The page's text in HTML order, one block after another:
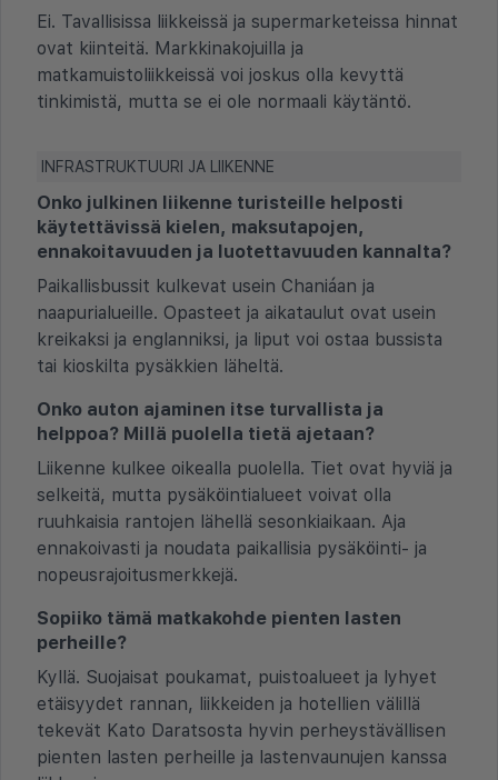
Ei. Tavallisissa liikkeissä ja supermarketeissa hinnat
ovat kiinteitä. Markkinakojuilla ja
matkamuistoliikkeissä voi joskus olla kevyttä
tinkimistä, mutta se ei ole normaali käytäntö.
INFRASTRUKTUURI JA LIIKENNE
Onko julkinen liikenne turisteille helposti
käytettävissä kielen, maksutapojen,
ennakoitavuuden ja luotettavuuden kannalta?
Paikallisbussit kulkevat usein Chaniáan ja
naapurialueille. Opasteet ja aikataulut ovat usein
kreikaksi ja englanniksi, ja liput voi ostaa bussista
tai kioskilta pysäkkien läheltä.
Onko auton ajaminen itse turvallista ja
helppoa? Millä puolella tietä ajetaan?
Liikenne kulkee oikealla puolella. Tiet ovat hyviä ja
selkeitä, mutta pysäköintialueet voivat olla
ruuhkaisia rantojen lähellä sesonkiaikaan. Aja
ennakoivasti ja noudata paikallisia pysäköinti- ja
nopeusrajoitusmerkkejä.
Sopiiko tämä matkakohde pienten lasten
perheille?
Kyllä. Suojaisat poukamat, puistoalueet ja lyhyet
etäisyydet rannan, liikkeiden ja hotellien välillä
tekevät Kato Daratsosta hyvin perheystävällisen
pienten lasten perheille ja lastenvaunujen kanssa